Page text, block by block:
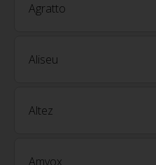
Agratto
Aliseu
Altez
Amvox